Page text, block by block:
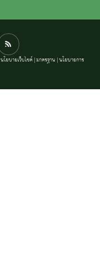
นโยบายเว็บไซต์|มาตรฐาน |นโยบายการ